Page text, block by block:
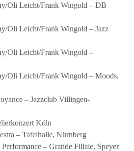
Oli Leicht/Frank Wingold – DB
Oli Leicht/Frank Wingold – Jazz
Oli Leicht/Frank Wingold –
Oli Leicht/Frank Wingold – Moods,
– Jazzclub Villingen-
Köln
– Tafelhalle, Nürnberg
– Grande Filiale, Speyer